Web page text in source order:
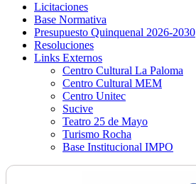
Licitaciones
Base Normativa
Presupuesto Quinquenal 2026-2030
Resoluciones
Links Externos
Centro Cultural La Paloma
Centro Cultural MEM
Centro Unitec
Sucive
Teatro 25 de Mayo
Turismo Rocha
Base Institucional IMPO